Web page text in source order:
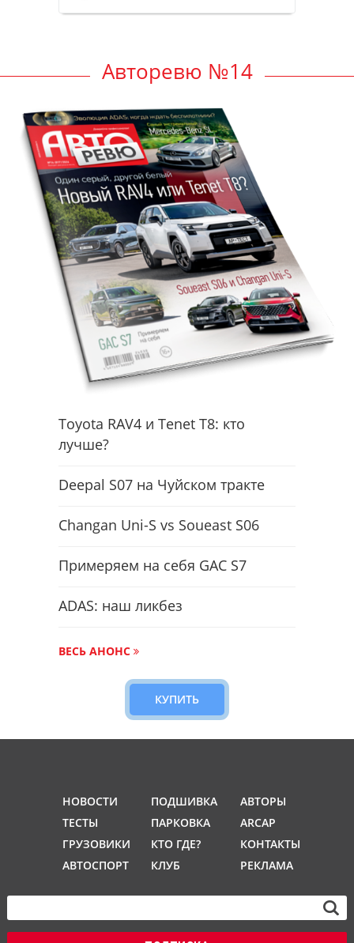
Авторевю №14
Toyota RAV4 и Tenet T8: кто
лучше?
Deepal S07 на Чуйском тракте
Changan Uni-S vs Soueast S06
Примеряем на себя GAC S7
ADAS: наш ликбез
ВЕСЬ АНОНС
КУПИТЬ
НОВОСТИ
ТЕСТЫ
ГРУЗОВИКИ
АВТОСПОРТ
ПОДШИВКА
ПАРКОВКА
КТО ГДЕ?
КЛУБ
АВТОРЫ
ARCAP
КОНТАКТЫ
РЕКЛАМА